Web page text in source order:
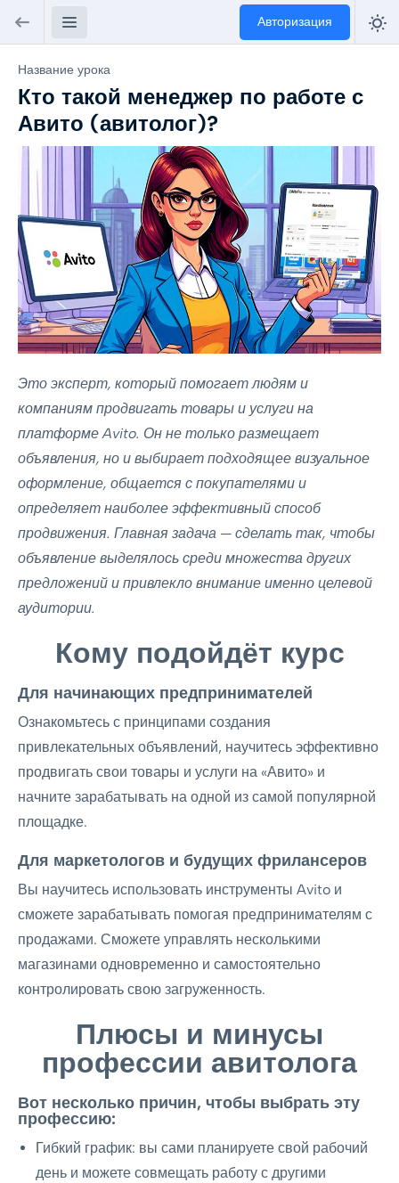
Авторизация
Название урока
Кто такой менеджер по работе с
Авито (авитолог)?
Это эксперт, который помогает людям и
компаниям продвигать товары и услуги на
платформе Avito. Он не только размещает
объявления, но и выбирает подходящее визуальное
оформление, общается с покупателями и
определяет наиболее эффективный способ
продвижения. Главная задача — сделать так, чтобы
объявление выделялось среди множества других
предложений и привлекло внимание именно целевой
аудитории.
Кому подойдёт курс
Для начинающих предпринимателей
Ознакомьтесь с принципами создания
привлекательных объявлений, научитесь эффективно
продвигать свои товары и услуги на «Авито» и
начните зарабатывать на одной из самой популярной
площадке.
Для маркетологов и будущих фрилансеров
Вы научитесь использовать инструменты Avito и
сможете зарабатывать помогая предпринимателям с
продажами. Сможете управлять несколькими
магазинами одновременно и самостоятельно
контролировать свою загруженность.
Плюсы и минусы
профессии авитолога
Вот несколько причин, чтобы выбрать эту
профессию:
Гибкий график: вы сами планируете свой рабочий
день и можете совмещать работу с другими